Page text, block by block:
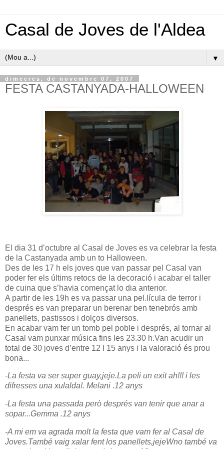
Casal de Joves de l'Aldea
▼
dimecres, de novembre 07, 2007
FESTA CASTANYADA-HALLOWEEN
El dia 31 d’octubre al Casal de Joves es va celebrar la festa
de la Castanyada amb un to Halloween.
Des de les 17 h els joves que van passar pel Casal van
poder fer els últims retocs de la decoració i acabar el taller
de cuina que s’havia començat lo dia anterior.
A partir de les 19h es va passar una pel.lícula de terror i
després es van preparar un berenar ben tenebrós amb
panellets, pastissos i dolços diversos.
En acabar vam fer un tomb pel poble i després, al tornar al
Casal vam punxar música fins les 23.30 h.Van acudir un
total de 30 joves d’entre 12 I 15 anys i la valoració és prou
bona...
-La festa va ser super guay,jeje.La peli un exit ah!!! i les
difresses una xulalda!. Melani .12 anys
-La festa una passada però després van tenir que anar a
sopar...Gemma .12 anys
-A mi em va agrada molt la festa que vam fer al Casal de
Joves.També vaig xalar fent los panellets,jejeWno també va